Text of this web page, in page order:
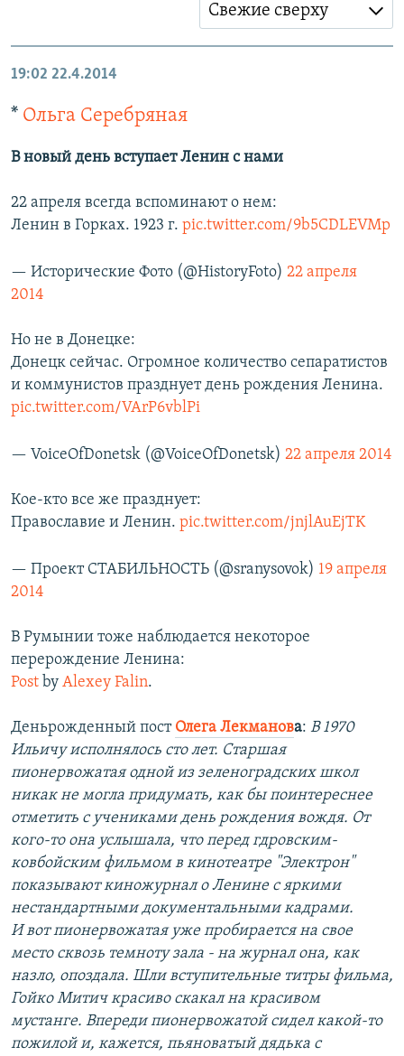
Свежие сверху
19:02 22.4.2014
* Ольга Серебряная
В новый день вступает Ленин с нами
22 апреля всегда вспоминают о нем:
Ленин в Горках. 1923 г. pic.twitter.com/9b5CDLEVMp
— Исторические Фото (@HistoryFoto) 22 апреля
2014
Но не в Донецке:
Донецк сейчас. Огромное количество сепаратистов
и коммунистов празднует день рождения Ленина.
pic.twitter.com/VArP6vblPi
— VoiceOfDonetsk (@VoiceOfDonetsk) 22 апреля 2014
Кое-кто все же празднует:
Православие и Ленин. pic.twitter.com/jnjlAuEjTK
— Проект СТАБИЛЬНОСТЬ (@sranysovok) 19 апреля
2014
В Румынии тоже наблюдается некоторое
перерождение Ленина:
Post by Alexey Falin.
Деньрожденный пост Олега Лекманова: В 1970
Ильичу исполнялось сто лет. Старшая
пионервожатая одной из зеленоградских школ
никак не могла придумать, как бы поинтереснее
отметить с учениками день рождения вождя. От
кого-то она услышала, что перед гдровским-
ковбойским фильмом в кинотеатре "Электрон"
показывают киножурнал о Ленине с яркими
нестандартными документальными кадрами.
И вот пионервожатая уже пробирается на свое
место сквозь темноту зала - на журнал она, как
назло, опоздала. Шли вступительные титры фильма,
Гойко Митич красиво скакал на красивом
мустанге. Впереди пионервожатой сидел какой-то
пожилой и, кажется, пьяноватый дядька с